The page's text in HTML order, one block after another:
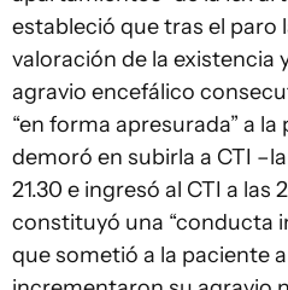
estableció que tras el paro
valoración de la existencia
agravio encefálico
“en forma apresurada” a la
demoró en subirla a CTI
21.30 e ingresó al CTI a las
constituyó una “conducta
que sometió a la paciente